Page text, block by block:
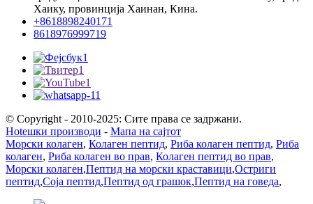
Хаику, провинција Хаинан, Кина.
+8618898240171
8618976999719
© Copyright - 2010-2025: Сите права се задржани.
Hotешки производи - Мапа на сајтот
Морски колаген, Колаген пептид, Риба колаген пептид, Риба
колаген, Риба колаген во прав, Колаген пептид во прав,
Морски колаген,Пептид на морски краставици,Остриги
пептид,Соја пептид,Пептид од грашок,Пептид на говеда,